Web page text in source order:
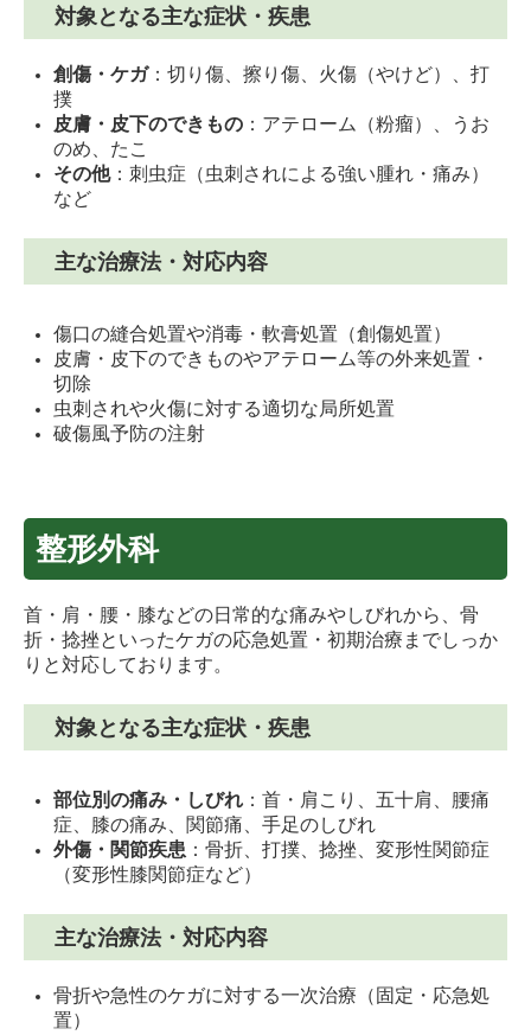
対象となる主な症状・疾患
創傷・ケガ：切り傷、擦り傷、火傷（やけど）、打
撲
皮膚・皮下のできもの ：アテローム（粉瘤）、うお
のめ、たこ
その他：刺虫症（虫刺されによる強い腫れ・痛み）
など
主な治療法・対応内容
傷口の縫合処置や消毒・軟膏処置（創傷処置）
皮膚・皮下のできものやアテローム等の外来処置・
切除
虫刺されや火傷に対する適切な局所処置
破傷風予防の注射
整形外科
首・肩・腰・膝などの日常的な痛みやしびれから、骨
折・捻挫といったケガの応急処置・初期治療までしっか
りと対応しております。
対象となる主な症状・疾患
部位別の痛み・しびれ ：首・肩こり、五十肩、腰痛
症、膝の痛み、関節痛、手足のしびれ
外傷・関節疾患 ：骨折、打撲、捻挫、変形性関節症
（変形性膝関節症など）
主な治療法・対応内容
骨折や急性のケガに対する一次治療（固定・応急処
置）